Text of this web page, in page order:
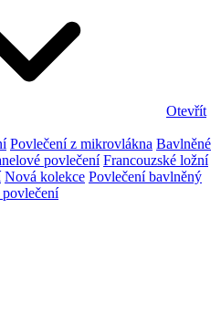
Otevřít
Povlečení z mikrovlákna Bavlněné
povlečení Francouzské ložní
Nová kolekce Povlečení bavlněný
povlečení